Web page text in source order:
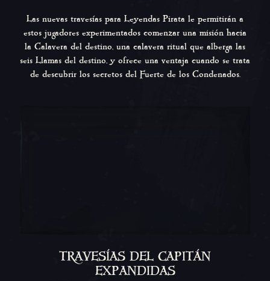
Las nuevas travesías para Leyendas Pirata le permitirán a
estos jugadores experimentados comenzar una misión hacia
la Calavera del destino, una calavera ritual que alberga las
seis Llamas del destino, y ofrece una ventaja cuando se trata
de descubrir los secretos del Fuerte de los Condenados.
TRAVESÍAS DEL CAPITÁN
EXPANDIDAS